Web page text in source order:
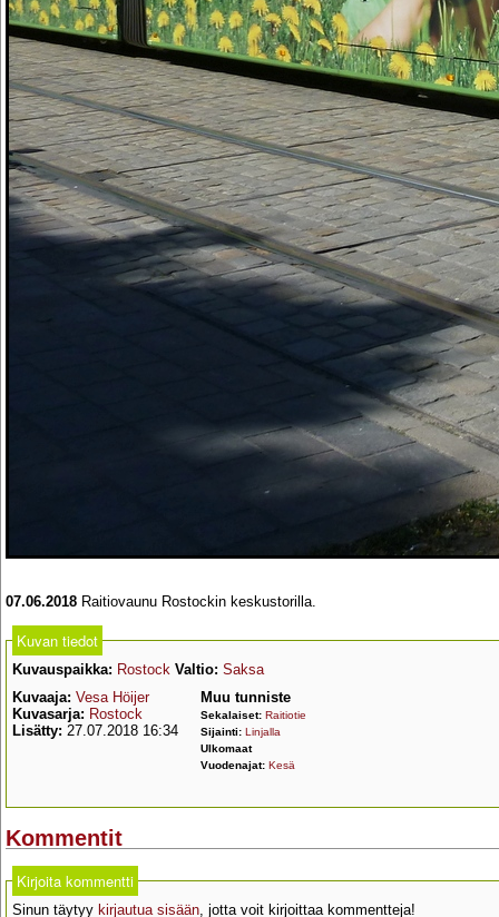
07.06.2018 Raitiovaunu Rostockin keskustorilla.
Kuvan tiedot
Kuvauspaikka: Rostock Valtio: Saksa
Kuvaaja: Vesa Höijer
Kuvasarja: Rostock
Lisätty: 27.07.2018 16:34
Muu tunniste
Sekalaiset: Raitiotie
Sijainti: Linjalla
Ulkomaat
Vuodenajat: Kesä
Kommentit
Kirjoita kommentti
Sinun täytyy kirjautua sisään, jotta voit kirjoittaa kommentteja!